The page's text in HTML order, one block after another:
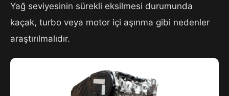
Yağ seviyesinin sürekli eksilmesi durumunda
kaçak, turbo veya motor içi aşınma gibi nedenler
araştırılmalıdır.